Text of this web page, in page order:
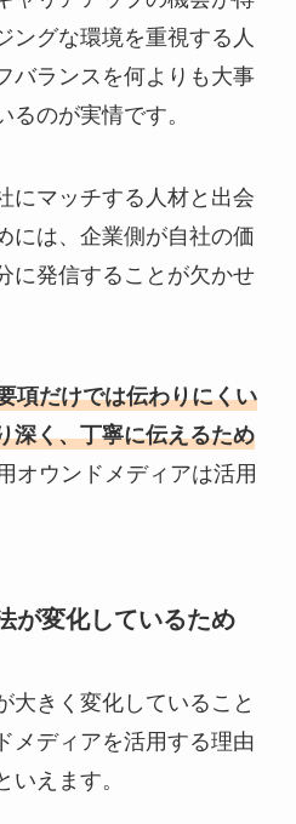
ングな環境を重視する人
バランスを何よりも大事
るのが実情です。
にマッチする人材と出会
には、企業側が自社の価
に発信することが欠かせ
項だけでは伝わりにくい
深く、丁寧に伝えるため
オウンドメディアは活用
が変化しているため
大きく変化していること
メディアを活用する理由
えます。